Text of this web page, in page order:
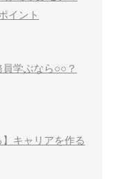
イント
員学ぶなら○○？
】キャリアを作る